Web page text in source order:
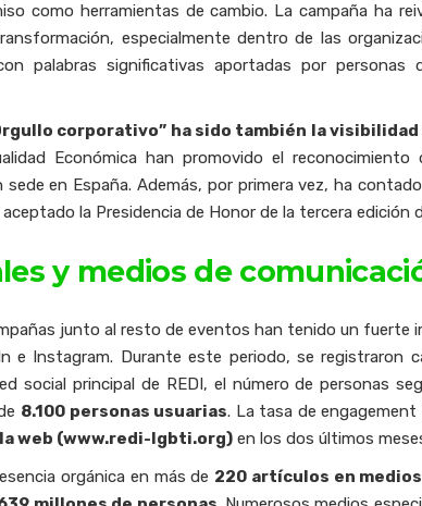
como herramientas de cambio. La campaña ha
especialmente dentro de las
palabras significativas aportadas por
corporativo” ha sido también la
Económica han promovido el
en España. Además, por primera vez, ha
la Presidencia de Honor de la tercera edición
y medios de
junto al resto de eventos han tenido un fuerte
e Instagram. Durante este periodo, se registraron
social principal de REDI, el número de personas
8.100 personas usuarias. La tasa de engagement
web (www.redi-lgbti.org) en los dos últimos
orgánica en más de 220 artículos en